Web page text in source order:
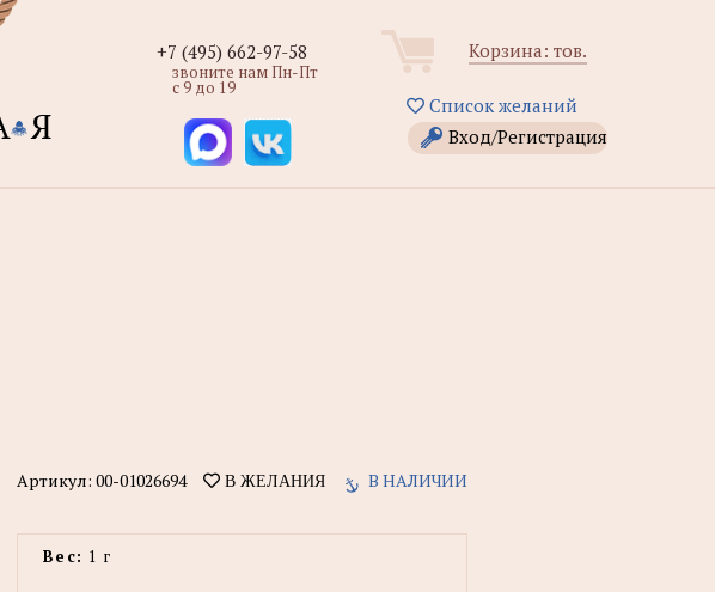
Корзина: тов.
Список желаний
Вход/Регистрация
+7 (495) 662-97-58
звоните нам Пн-Пт
с 9 до 19
Артикул: 00-01026694 В ЖЕЛАНИЯ В НАЛИЧИИ
Вес: 1 г